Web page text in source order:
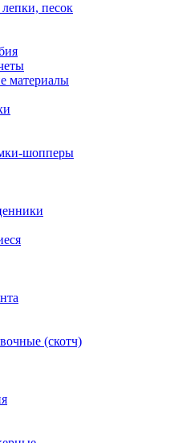
песок
материалы
шопперы
(скотч)